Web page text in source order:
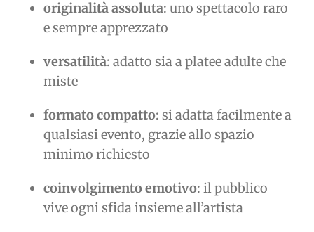
originalità assoluta: uno spettacolo raro
e sempre apprezzato
versatilità: adatto sia a platee adulte che
miste
formato compatto: si adatta facilmente a
qualsiasi evento, grazie allo spazio
minimo richiesto
coinvolgimento emotivo: il pubblico
vive ogni sfida insieme all’artista